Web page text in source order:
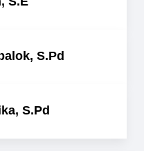
S.Pd
S.Pd